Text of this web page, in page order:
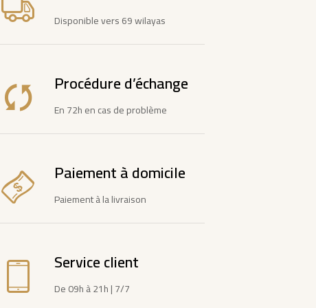
Disponible vers 69 wilayas
Procédure d’échange
En 72h en cas de problème
Paiement à domicile
Paiement à la livraison
Service client
De 09h à 21h | 7/7